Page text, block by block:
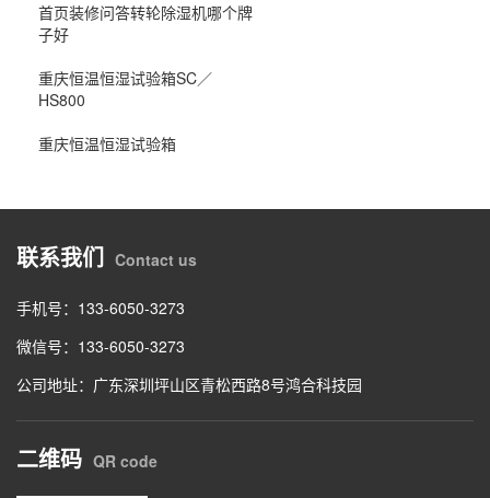
首页装修问答转轮除湿机哪个牌
子好
重庆恒温恒湿试验箱SC／
HS800
重庆恒温恒湿试验箱
联系我们 Contact us
手机号：133-6050-3273
微信号：133-6050-3273
公司地址：广东深圳坪山区青松西路8号鸿合科技园
二维码 QR code